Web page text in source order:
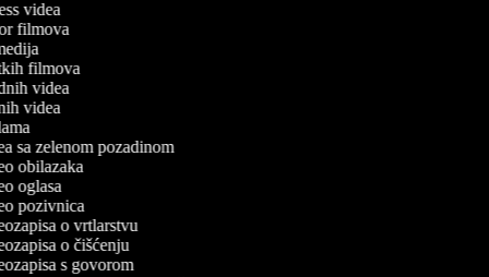
videa
filmova
filmova
videa
videa
sa zelenom pozadinom
obilazaka
oglasa
pozivnica
o vrtlarstvu
o čišćenju
s govorom